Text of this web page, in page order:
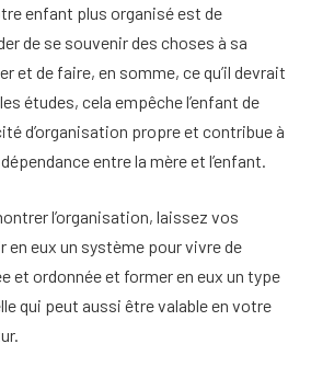
enfant plus organisé est de
de se souvenir des choses à sa
et de faire, en somme, ce qu’il devrait
études, cela empêche l’enfant de
d’organisation propre et contribue à
entre la mère et l’enfant.
l’organisation, laissez vos
en eux un système pour vivre de
et ordonnée et former en eux un type
qui peut aussi être valable en votre